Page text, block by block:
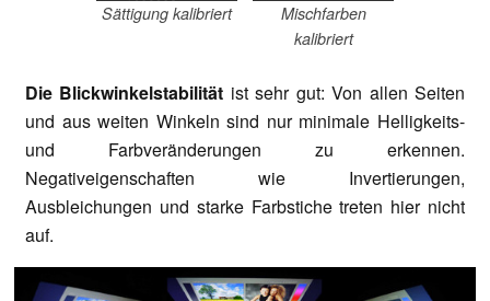
Sättigung kalibriert
Mischfarben
kalibriert
Die Blickwinkelstabilität ist sehr gut: Von allen Seiten
und aus weiten Winkeln sind nur minimale Helligkeits-
und Farbveränderungen zu erkennen.
Negativeigenschaften wie Invertierungen,
Ausbleichungen und starke Farbstiche treten hier nicht
auf.